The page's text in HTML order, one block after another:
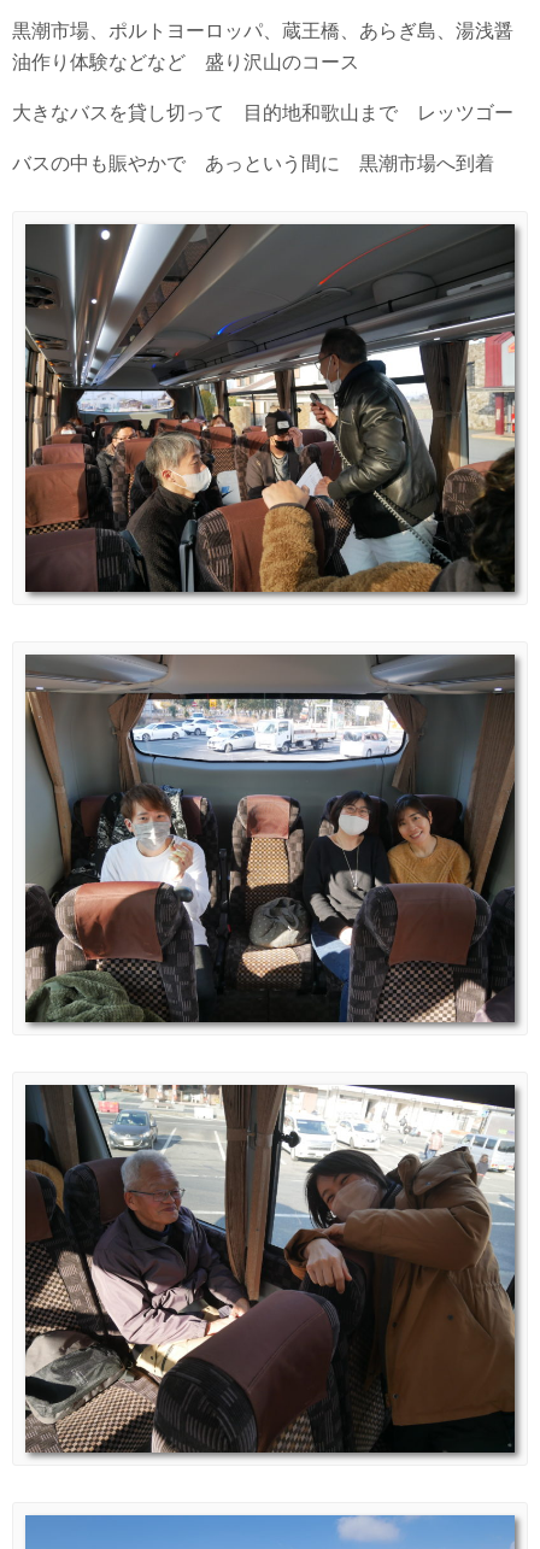
黒潮市場、ポルトヨーロッパ、蔵王橋、あらぎ島、湯浅醤
油作り体験などなど 盛り沢山のコース
大きなバスを貸し切って 目的地和歌山まで レッツゴー
バスの中も賑やかで あっという間に 黒潮市場へ到着